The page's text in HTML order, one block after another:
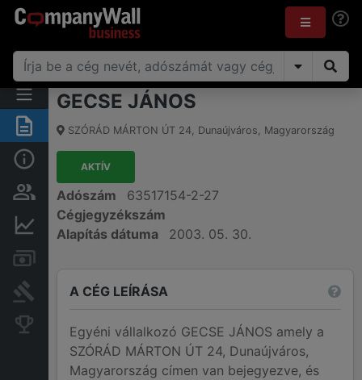
Összegzés
Alap információk
Személyek és tulajdonjog
Pénzügyi információk
Bírósági eljárások
Konkurens cégek
GECSE JÁNOS
SZÓRÁD MÁRTON ÚT 24, Dunaújváros, Magyarország
AKTÍV
Adószám
63517154-2-27
Cégjegyzékszám
Alapítás dátuma
2003. 05. 30.
A CÉG LEÍRÁSA
Egyéni vállalkozó GECSE JÁNOS amely a
SZÓRÁD MÁRTON ÚT 24, Dunaújváros,
Magyarország címen van bejegyezve, és